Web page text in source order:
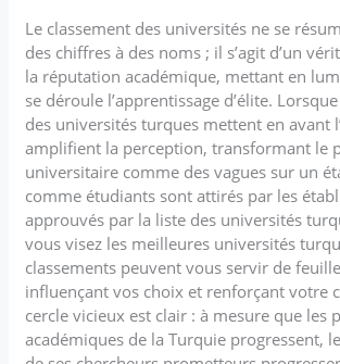
Le classement des universités ne se
des chiffres à des noms ; il s’agit d’un
la réputation académique, mettant en
se déroule l’apprentissage d’élite.
des universités turques mettent en avant
amplifient la perception, transformant le
universitaire comme des vagues sur un
comme étudiants sont attirés par les
approuvés par la liste des universités
vous visez les meilleures universités
classements peuvent vous servir de
influençant vos choix et renforçant votre
cercle vicieux est clair : à mesure que les
académiques de la Turquie progressent,